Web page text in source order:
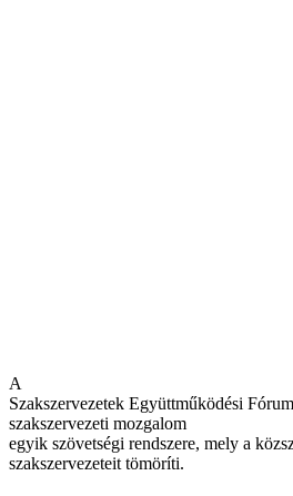
A
Szakszervezetek Együttműködési
szakszervezeti mozgalom
egyik szövetségi rendszere, mely a
szakszervezeteit tömöríti.